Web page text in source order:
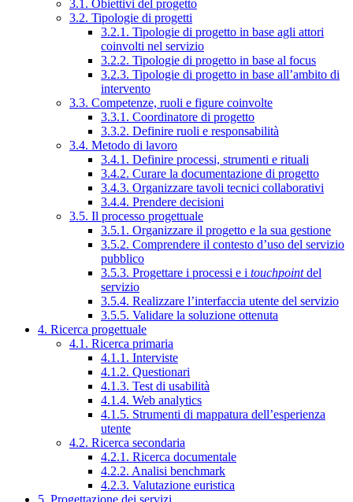
3.1. Obiettivi del progetto
3.2. Tipologie di progetti
3.2.1. Tipologie di progetto in base agli attori
coinvolti nel servizio
3.2.2. Tipologie di progetto in base al focus
3.2.3. Tipologie di progetto in base all’ambito di
intervento
3.3. Competenze, ruoli e figure coinvolte
3.3.1. Coordinatore di progetto
3.3.2. Definire ruoli e responsabilità
3.4. Metodo di lavoro
3.4.1. Definire processi, strumenti e rituali
3.4.2. Curare la documentazione di progetto
3.4.3. Organizzare tavoli tecnici collaborativi
3.4.4. Prendere decisioni
3.5. Il processo progettuale
3.5.1. Organizzare il progetto e la sua gestione
3.5.2. Comprendere il contesto d’uso del servizio
pubblico
3.5.3. Progettare i processi e i touchpointdel
servizio
3.5.4. Realizzare l’interfaccia utente del servizio
3.5.5. Validare la soluzione ottenuta
4. Ricerca progettuale
4.1. Ricerca primaria
4.1.1. Interviste
4.1.2. Questionari
4.1.3. Test di usabilità
4.1.4. Web analytics
4.1.5. Strumenti di mappatura dell’esperienza
utente
4.2. Ricerca secondaria
4.2.1. Ricerca documentale
4.2.2. Analisi benchmark
4.2.3. Valutazione euristica
5. Progettazione dei servizi